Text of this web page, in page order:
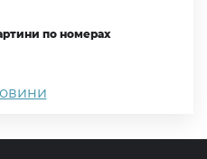
по номерах